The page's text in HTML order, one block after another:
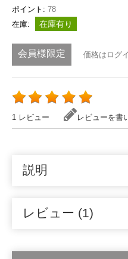
ポイント: 78
在庫:
在庫有り
会員様限定 価格はログ
1 レビュー レビューを書
説明
レビュー (1)